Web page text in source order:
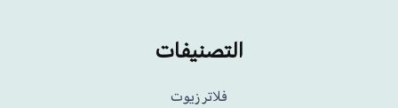
التصنيفات
فلاتر زيوت